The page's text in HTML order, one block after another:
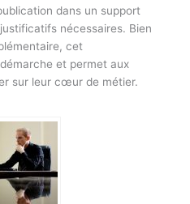
dans un support
nécessaires. Bien
cet
et permet aux
sur leur cœur de métier.